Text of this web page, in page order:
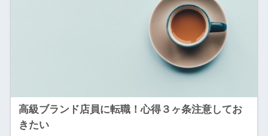
高級ブランド店員に転職！心得３ヶ条注意してお
きたい